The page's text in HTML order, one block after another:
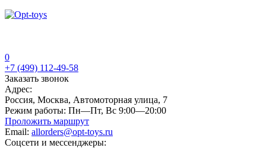
0
+7 (499) 112-49-58
Заказать звонок
Адрес:
Россия, Москва, Автомоторная улица, 7
Режим работы: Пн—Пт, Вс 9:00—20:00
Проложить маршрут
Email: allorders@opt-toys.ru
Соцсети и мессенджеры: